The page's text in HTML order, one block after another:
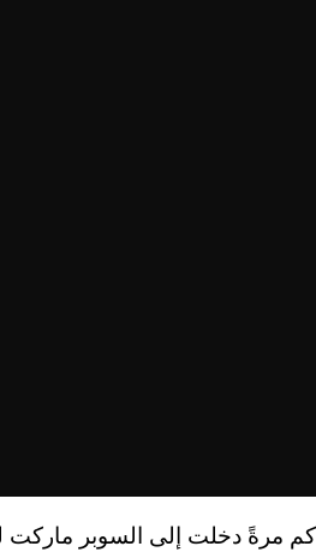
كم مرةً دخلت إلى السوبر ماركت